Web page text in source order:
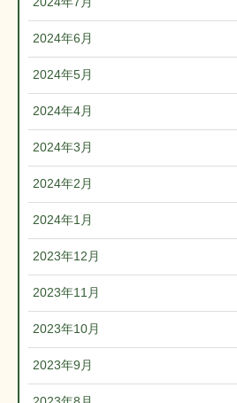
2024年6月
2024年5月
2024年4月
2024年3月
2024年2月
2024年1月
2023年12月
2023年11月
2023年10月
2023年9月